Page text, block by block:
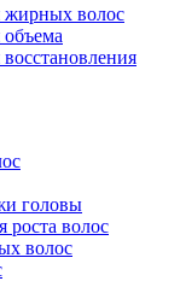
жирных волос
головы
роста волос
волос